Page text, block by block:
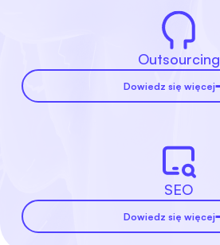
Outsourcing
Dowiedz się więcej
SEO
Dowiedz się więcej